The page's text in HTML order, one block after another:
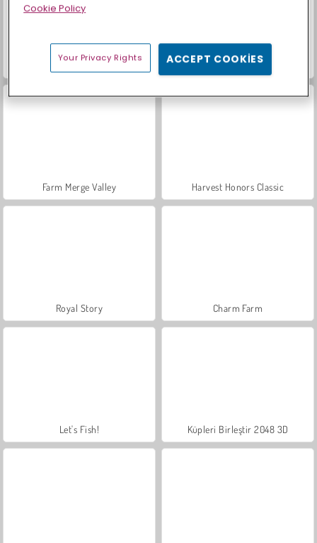
Sosyal İskambil
Farm Merge Valley Harvest Honors Classic
Royal Story Charm Farm
Let's Fish! Küpleri Birleştir 2048 3D
Cookie Policy
Your Privacy Rights ACCEPT COOKIES